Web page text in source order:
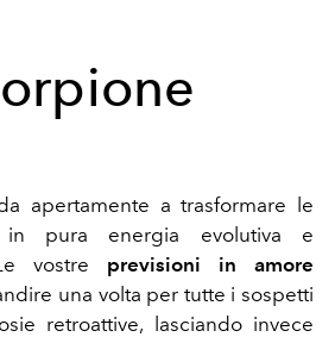
apertamente a trasformare le
in pura energia evolutiva e
vostre previsioni in amore
una volta per tutte i sospetti
retroattive, lasciando invece